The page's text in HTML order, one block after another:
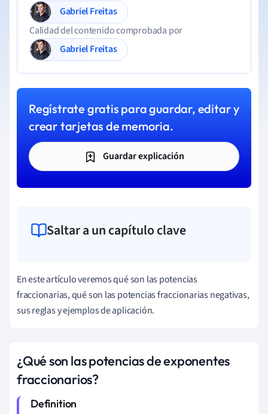
Gabriel Freitas
Calidad del contenido comprobada por
Gabriel Freitas
Regístrate gratis para guardar, editar y
crear tarjetas de memoria.
Guardar explicación
Saltar a un capítulo clave
En este artículo veremos qué son las potencias
fraccionarias, qué son las potencias fraccionarias negativas,
sus reglas y ejemplos de aplicación.
¿Qué son las potencias de exponentes
fraccionarios?